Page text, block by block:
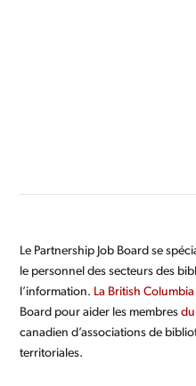
Le Partnership Job Board se
le personnel des secteurs des
l’information. La British
Board pour aider les membres
canadien d’associations de
territoriales.